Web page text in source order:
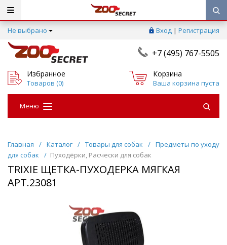
Не выбрано Вход | Регистрация
+7 (495) 767-5505
Избранное
Товаров (0)
Корзина
Ваша корзина пуста
Меню
Главная / Каталог / Товары для собак / Предметы по уходу
для собак
/ Пуходёрки, Расчески для собак
TRIXIE ЩЕТКА-ПУХОДЕРКА МЯГКАЯ
АРТ.23081